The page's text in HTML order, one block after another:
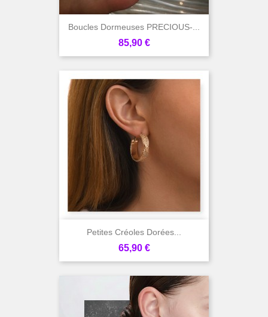
Boucles Dormeuses PRECIOUS-...
Prix
85,90 €
Petites Créoles Dorées...
Prix
65,90 €